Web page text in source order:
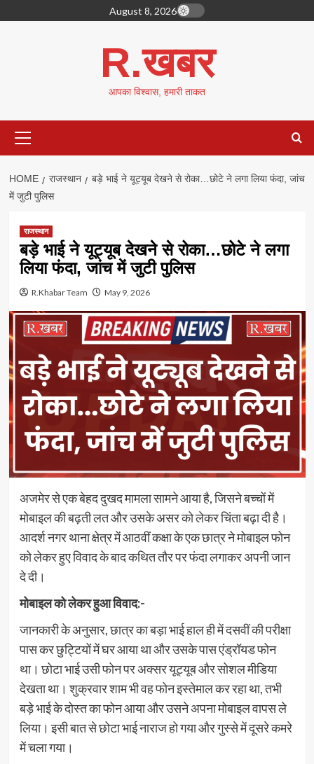
to
August 8, 2026
R.खबर
आपका विश्वास, हमारी ताकत
Menu
HOME राजस्थान
बड़े भाई ने यूट्यूब देखने से रोका…छोटे ने लगा लिया फंदा, जांच
में जुटी पुलिस
राजस्थान
बड़े भाई ने यूट्यूब देखने से रोका…छोटे ने लगा
लिया फंदा, जांच में जुटी पुलिस
R.Khabar Team May 9, 2026
अजमेर से एक बेहद दुखद मामला सामने आया है, जिसने बच्चों में
मोबाइल की बढ़ती लत और उसके असर को लेकर चिंता बढ़ा दी है।
आदर्श नगर थाना क्षेत्र में आठवीं कक्षा के एक छात्र ने मोबाइल फोन
को लेकर हुए विवाद के बाद कथित तौर पर फंदा लगाकर अपनी जान
दे दी।
मोबाइल को लेकर हुआ विवाद:-
जानकारी के अनुसार, छात्र का बड़ा भाई हाल ही में दसवीं की परीक्षा
पास कर छुट्टियों में घर आया था और उसके पास एंड्रॉयड फोन
था। छोटा भाई उसी फोन पर अक्सर यूट्यूब और सोशल मीडिया
देखता था। शुक्रवार शाम भी वह फोन इस्तेमाल कर रहा था, तभी
बड़े भाई के दोस्त का फोन आया और उसने अपना मोबाइल वापस ले
लिया। इसी बात से छोटा भाई नाराज हो गया और गुस्से में दूसरे कमरे
में चला गया।